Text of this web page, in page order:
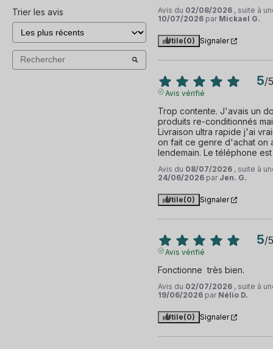
Trier les avis Avis du 02/08/2026 , suite à
10/07/2026 par Mickael G.
Utile(0) Signaler
5/5
Avis vérifié
Trop contente. J'avais un
produits re-conditionnés
Livraison ultra rapide j'ai
on fait ce genre d'achat on
lendemain. Le téléphone
Avis du 08/07/2026 , suite à
24/06/2026 par Jen. G.
Utile(0) Signaler
5/5
Avis vérifié
Fonctionne  très bien.
Avis du 02/07/2026 , suite à
19/06/2026 par Nélio D.
Utile(0) Signaler